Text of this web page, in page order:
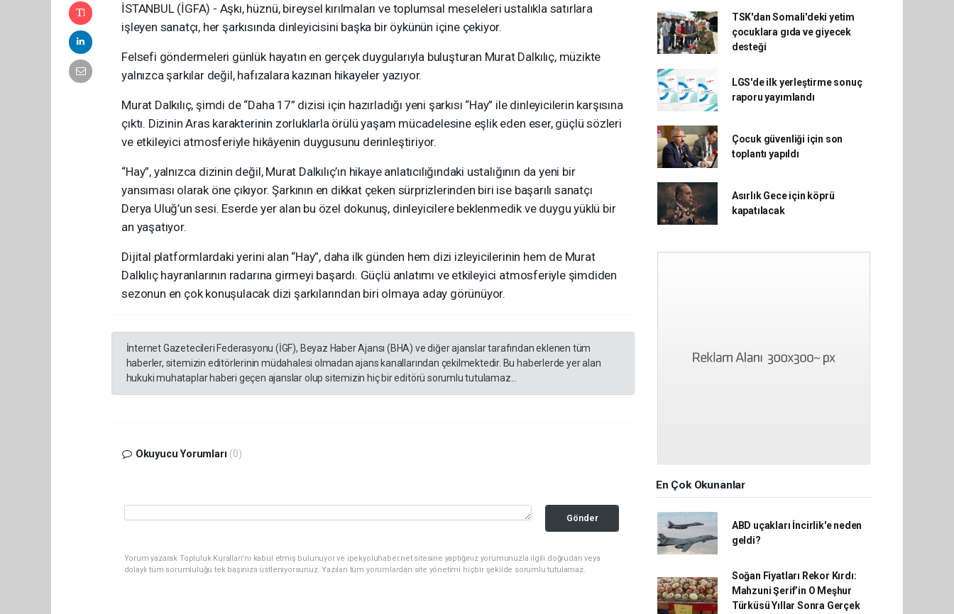
İSTANBUL (İGFA) - Aşkı, hüznü, bireysel kırılmaları ve toplumsal meseleleri ustalıkla satırlara
işleyen sanatçı, her şarkısında dinleyicisini başka bir öykünün içine çekiyor.
Felsefi göndermeleri günlük hayatın en gerçek duygularıyla buluşturan Murat Dalkılıç, müzikte
yalnızca şarkılar değil, hafızalara kazınan hikayeler yazıyor.
Murat Dalkılıç, şimdi de “Daha 17” dizisi için hazırladığı yeni şarkısı “Hay” ile dinleyicilerin karşısına
çıktı. Dizinin Aras karakterinin zorluklarla örülü yaşam mücadelesine eşlik eden eser, güçlü sözleri
ve etkileyici atmosferiyle hikâyenin duygusunu derinleştiriyor.
“Hay”, yalnızca dizinin değil, Murat Dalkılıç’ın hikaye anlatıcılığındaki ustalığının da yeni bir
yansıması olarak öne çıkıyor. Şarkının en dikkat çeken sürprizlerinden biri ise başarılı sanatçı
Derya Uluğ’un sesi. Eserde yer alan bu özel dokunuş, dinleyicilere beklenmedik ve duygu yüklü bir
an yaşatıyor.
Dijital platformlardaki yerini alan “Hay”, daha ilk günden hem dizi izleyicilerinin hem de Murat
Dalkılıç hayranlarının radarına girmeyi başardı. Güçlü anlatımı ve etkileyici atmosferiyle şimdiden
sezonun en çok konuşulacak dizi şarkılarından biri olmaya aday görünüyor.
İnternet Gazetecileri Federasyonu (İGF), Beyaz Haber Ajansı (BHA) ve diğer ajanslar tarafından eklenen tüm
haberler, sitemizin editörlerinin müdahalesi olmadan ajans kanallarından çekilmektedir. Bu haberlerde yer alan
hukuki muhataplar haberi geçen ajanslar olup sitemizin hiç bir editörü sorumlu tutulamaz...
Okuyucu Yorumları (0)
Gönder
Yorum yazarak Topluluk Kuralları’nı kabul etmiş bulunuyor ve ipekyoluhaber.net sitesine yaptığınız yorumunuzla ilgili doğrudan veya
dolaylı tüm sorumluluğu tek başınıza üstleniyorsunuz. Yazılan tüm yorumlardan site yönetimi hiçbir şekilde sorumlu tutulamaz.
TSK'dan Somali'deki yetim
çocuklara gıda ve giyecek
desteği
LGS'de ilk yerleştirme sonuç
raporu yayımlandı
Çocuk güvenliği için son
toplantı yapıldı
Asırlık Gece için köprü
kapatılacak
En Çok Okunanlar
ABD uçakları İncirlik'e neden
geldi?
Soğan Fiyatları Rekor Kırdı:
Mahzuni Şerif’in O Meşhur
Türküsü Yıllar Sonra Gerçek